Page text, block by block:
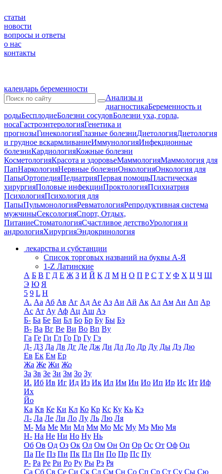
статьи
новости
вопросы и ответы
о нас
контакты
календарь беременности
Анализы и
диагностикаБеременность и
родыБесплодиеБолезни сосудовБолезни уха, горла,
носаГастроэнтерологияГенетика и
прогнозыГинекологияГлазные болезниДиетологияДиетология
и грудное вскармливаниеИммунологияИнфекционные
болезниКардиологияКожные болезни
КосметологияКрасота и здоровьеМаммологияМаммология для
ПапНаркологияНервные болезниОнкологияОнкология для
ПапыОртопедияПедиатрияПервая помощьПластическая
хирургияПоловые инфекцииПроктологияПсихиатрия
ПсихологияПсихология для
ПапыПульмонологияРевматологияРепродуктивная система
мужчиныСексологияСпорт, Отдых,
ПитаниеСтоматологияСчастливое детствоУрология и
андрологияХирургияЭндокринология
лекарства и субстанции
Список торговых названий на буквы А-Я
1-Z Латинские
А Б В Г Д Е Ж З И Й К Л М Н О П Р С Т У Ф Х Ц Ч Ш
Э Ю Я
5 9 L H
А. Аа Аб Ав Аг Ад Ае Аз Аи Ай Ак Ал Ам Ан Ап Ар
Ас Ат Ау Аф Ац Аш Аэ
Б- Ба Бе Би Бл Бо Бр Бу Бы Бэ
В- Ва Вг Ве Ви Во Вп Ву
Га Ге Ги Гл Го Гр Гу Гэ
Д- Д3 Да Дв Дг Де Дж Ди Дл До Др Ду Ды Дэ Дю
Ев Ек Ем Ер
Жа Же Жи Жо
За Зв Зе Зи Зм Зо Зу
И. Иб Ив Иг Ид Из Ик Ил Им Ин Ио Ип Ир Ис Ит Иф
Их
Йо
Ка Кв Ке Ки Кл Ко Кр Кс Ку Кь Кэ
Л- Ла Ле Ли Ло Лу Ль Лю Ля
М- Ма Ме Ми Мл Мм Мо Мс Му Мэ Мю Мя
Н- На Не Ни Но Ну Нь
Об Ов Од Оз Ок Ол Ом Он Оп Ор Ос От Оф Оц
Па Пе Пз Пи Пк Пл Пн По Пр Пс Пу
Р- Ра Ре Ри Ро Ру Ры Рэ Ря
Са Сб Св Се Си Ск Сл См Сн Со Сп Ср Ст Су Сы Сю